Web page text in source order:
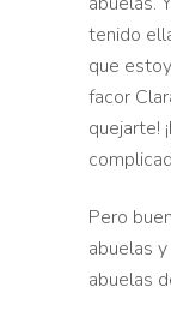
tenido
que
facor
quejarte!
Pero
abuelas
abuelas